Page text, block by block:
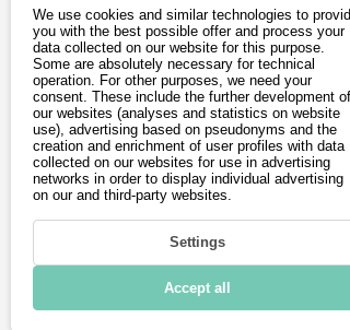
Zum Anbieter
Probefahrt buchen
Fahren
Laden & Reichweite
Konnektivität
Technische Daten
We use cookies and similar technologies to provide
you with the best possible offer and process your
data collected on our website for this purpose.
Some are absolutely necessary for technical
operation. For other purposes, we need your
consent. These include the further development of
our websites (analyses and statistics on website
use), advertising based on pseudonyms and the
creation and enrichment of user profiles with data
collected on our websites for use in advertising
networks in order to display individual advertising
on our and third-party websites.
Settings
Accept all